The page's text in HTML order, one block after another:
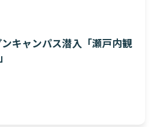
キャンパス潜入「瀬戸内観